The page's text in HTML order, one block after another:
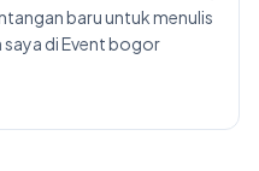
baru untuk menulis
di Event bogor